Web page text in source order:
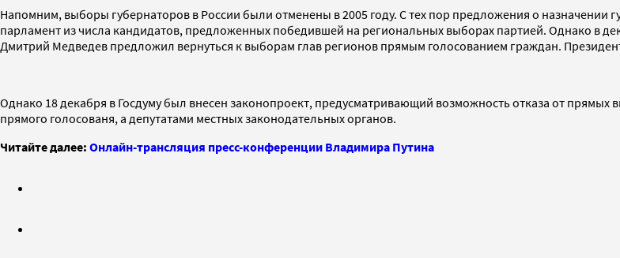
Напомним, выборы губернаторов в России были отменены в 2005 году. С тех пор предложения о назначении
парламент из числа кандидатов, предложенных победившей на региональных выборах партией. Однако в
Дмитрий Медведев предложил вернуться к выборам глав регионов прямым голосованием граждан.
Однако 18 декабря в Госдуму был внесен законопроект, предусматривающий возможность отказа от прямых
прямого голосованя, а депутатами местных законодательных органов.
Читайте далее: Онлайн-трансляция пресс-конференции Владимира Путина